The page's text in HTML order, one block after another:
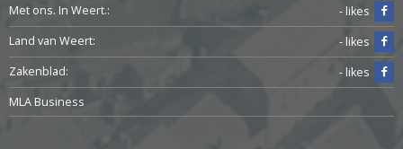
Met ons. In Weert.:
- likes
Land van Weert:
- likes
Zakenblad:
- likes
MLA Business